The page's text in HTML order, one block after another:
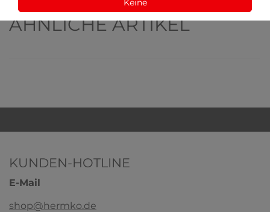
ÄHNLICHE ARTIKEL
KUNDEN-HOTLINE
E-Mail
shop@hermko.de